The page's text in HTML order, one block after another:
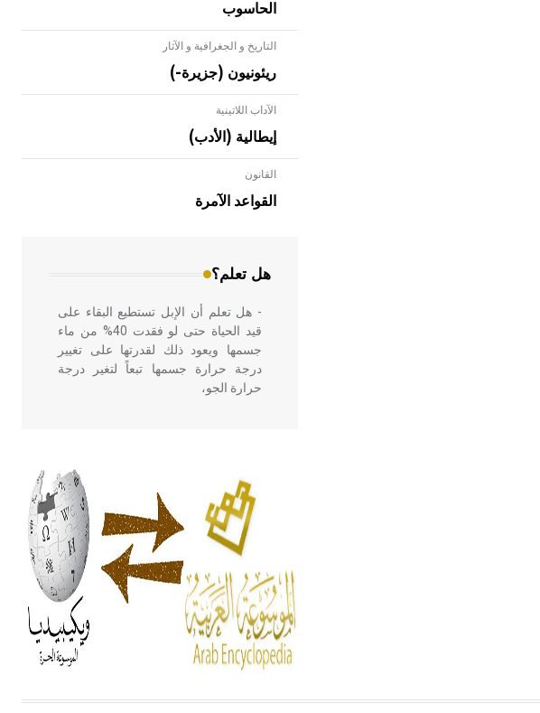
الحاسوب
التاريخ و الجغرافية و الآثار
ريئونيون (جزيرة-)
الآداب اللاتينية
إيطالية (الأدب)
القانون
القواعد الآمرة
هل تعلم؟
- هل تعلم أن الأبلق نوع من الفنون
الهندسية التي ارتبطت بالعمارة الإسلامية
في بلاد الشام ومصر خاصة، حيث يحرص
- هل تعلم أن الإبل تستطيع البقاء على
قيد الحياة حتى لو فقدت 40% من ماء
جسمها ويعود ذلك لقدرتها على تغيير
درجة حرارة جسمها تبعاً لتغير درجة
حرارة الجو،
أربعة مؤلفات هي: الحكم، الأدلة، تنظيم
التغذية، ورسالته في جروح الرأس.
ويعود له الفضل بأنه حرر الطب من
الدين والفلسفة.
- هل تعلم أن المرجان إفراز حيواني
يتكون في البحر ويتركب من مادة
كربونات الكلسيوم، وهو أحمر أو شديد
الحمرة وهو أجود أنواعه، ويمتاز بكبر
الحجم ويسمى الش